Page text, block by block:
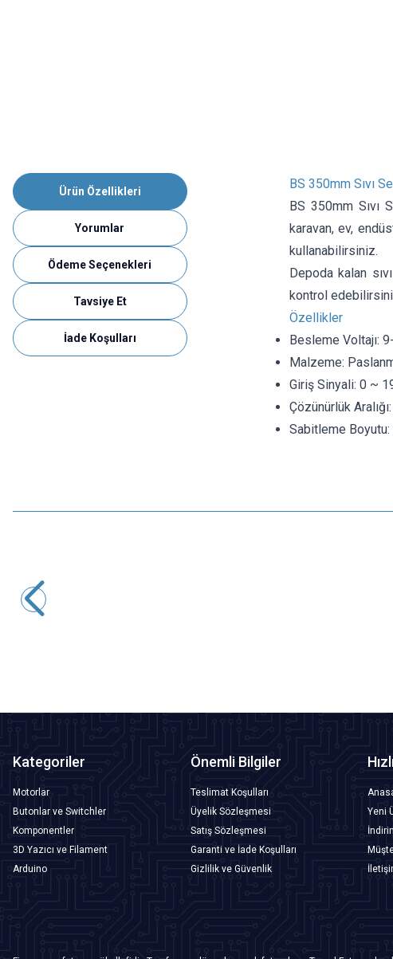
Ürün Özellikleri
Yorumlar
Ödeme Seçenekleri
Tavsiye Et
İade Koşulları
BS 350mm Sıvı
BS 350mm Sıvı
karavan, ev,
kullanabilirsiniz.
Depoda kalan
kontrol
Özellikler
Besleme Voltajı:
Malzeme:
Giriş Sinyali: 0 ~
Çözünürlük
Sabitleme
Kategoriler
Motorlar
Butonlar ve Switchler
Komponentler
3D Yazıcı ve Filament
Arduino
Önemli Bilgiler
Teslimat Koşulları
Üyelik Sözleşmesi
Satış Sözleşmesi
Garanti ve İade Koşulları
Gizlilik ve Güvenlik
Yeni